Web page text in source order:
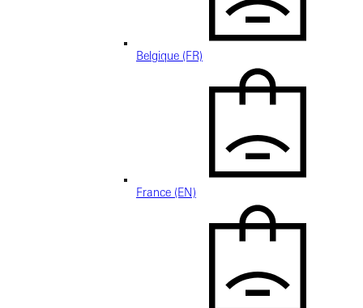
Belgique (FR)
France (EN)